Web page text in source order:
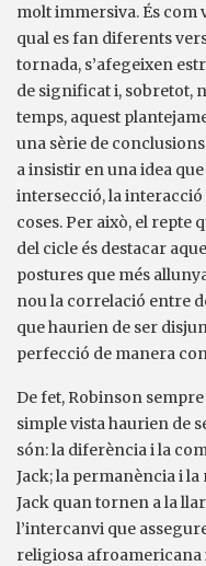
molt immersiva. És com
qual es fan diferents
tornada, s’afegeixen
de significat i, sobretot,
temps, aquest
una sèrie de
a insistir en una idea
intersecció, la
coses. Per això, el repte
del cicle és destacar
postures que més
nou la correlació entre
que haurien de ser
perfecció de manera
De fet, Robinson
simple vista haurien de
són: la diferència i la
Jack; la permanència i
Jack quan tornen a la
l’intercanvi que
religiosa afroamericana